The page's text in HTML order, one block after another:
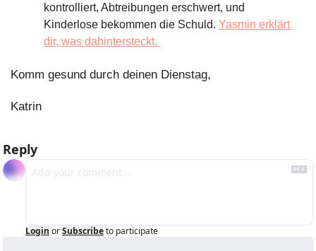
kontrolliert, Abtreibungen erschwert, und
Kinderlose bekommen die Schuld. Yasmin erklärt
dir, was dahintersteckt.
Komm gesund durch deinen Dienstag,
Katrin
Reply
Login orSubscribeto participate